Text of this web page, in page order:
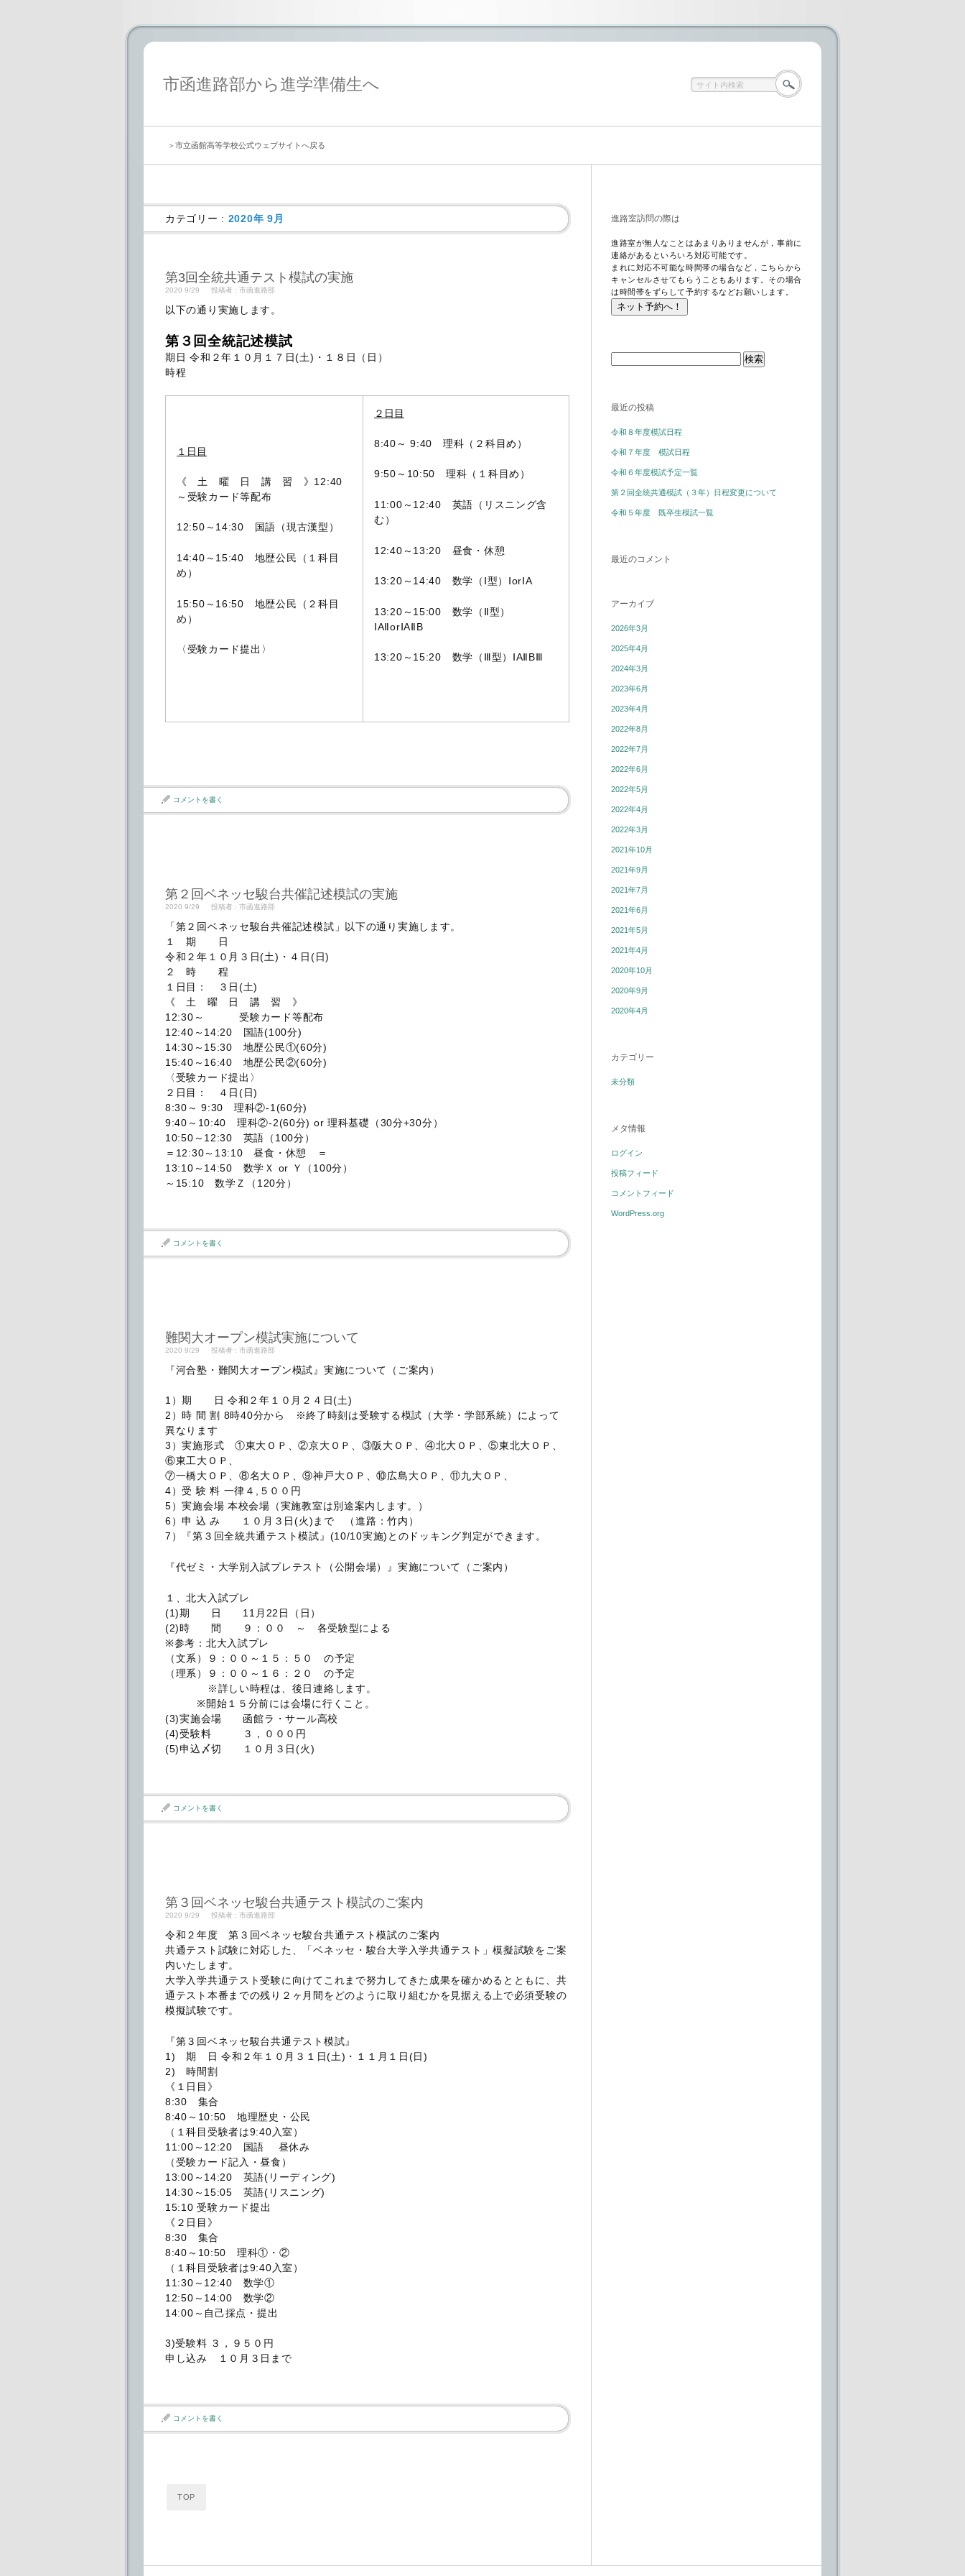
市函進路部から進学準備生へ
＞市立函館高等学校公式ウェブサイトへ戻る
カテゴリー : 2020年 9月
第3回全統共通テスト模試の実施
2020 9/29 投稿者 : 市函進路部
以下の通り実施します。
第３回全統記述模試
期日 令和２年１０月１７日(土)・１８日（日）
時程
１日目
《 土 曜 日 講 習 》12:40
～受験カード等配布
12:50～14:30 国語（現古漢型）
14:40～15:40 地歴公民（１科目
め）
15:50～16:50 地歴公民（２科目
め）
〈受験カード提出〉
２日目
8:40～ 9:40 理科（２科目め）
9:50～10:50 理科（１科目め）
11:00～12:40 英語（リスニング含
む）
12:40～13:20 昼食・休憩
13:20～14:40 数学（Ⅰ型）ⅠorⅠA
13:20～15:00 数学（Ⅱ型）
ⅠAⅡorⅠAⅡB
13:20～15:20 数学（Ⅲ型）ⅠAⅡBⅢ
コメントを書く
第２回ベネッセ駿台共催記述模試の実施
2020 9/29 投稿者 : 市函進路部
「第２回ベネッセ駿台共催記述模試」以下の通り実施します。
１ 期 日
令和２年１０月３日(土)・４日(日)
２ 時 程
１日目： ３日(土)
《 土 曜 日 講 習 》
12:30～ 受験カード等配布
12:40～14:20 国語(100分)
14:30～15:30 地歴公民①(60分)
15:40～16:40 地歴公民②(60分)
〈受験カード提出〉
２日目： ４日(日)
8:30～ 9:30 理科②-1(60分)
9:40～10:40 理科②-2(60分) or 理科基礎（30分+30分）
10:50～12:30 英語（100分）
＝12:30～13:10 昼食・休憩 ＝
13:10～14:50 数学Ｘ or Ｙ（100分）
～15:10 数学Ｚ（120分）
コメントを書く
難関大オープン模試実施について
2020 9/29 投稿者 : 市函進路部
『河合塾・難関大オープン模試』実施について（ご案内）
1）期 日 令和２年１０月２４日(土)
2）時 間 割 8時40分から ※終了時刻は受験する模試（大学・学部系統）によって
異なります
3）実施形式 ①東大ＯＰ、②京大ＯＰ、③阪大ＯＰ、④北大ＯＰ、⑤東北大ＯＰ、
⑥東工大ＯＰ、
⑦一橋大ＯＰ、⑧名大ＯＰ、⑨神戸大ＯＰ、⑩広島大ＯＰ、⑪九大ＯＰ、
4）受 験 料 一律４,５００円
5）実施会場 本校会場（実施教室は別途案内します。）
6）申 込 み １０月３日(火)まで （進路：竹内）
7）『第３回全統共通テスト模試』(10/10実施)とのドッキング判定ができます。
『代ゼミ・大学別入試プレテスト（公開会場）』実施について（ご案内）
１、北大入試プレ
(1)期 日 11月22日（日）
(2)時 間 ９：００ ～ 各受験型による
※参考：北大入試プレ
（文系）９：００～１５：５０ の予定
（理系）９：００～１６：２０ の予定
※詳しい時程は、後日連絡します。
※開始１５分前には会場に行くこと。
(3)実施会場 函館ラ・サール高校
(4)受験料 ３，０００円
(5)申込〆切 １０月３日(火)
コメントを書く
第３回ベネッセ駿台共通テスト模試のご案内
2020 9/29 投稿者 : 市函進路部
令和２年度 第３回ベネッセ駿台共通テスト模試のご案内
共通テスト試験に対応した、「ベネッセ・駿台大学入学共通テスト」模擬試験をご案
内いたします。
大学入学共通テスト受験に向けてこれまで努力してきた成果を確かめるとともに、共
通テスト本番までの残り２ヶ月間をどのように取り組むかを見据える上で必須受験の
模擬試験です。
『第３回ベネッセ駿台共通テスト模試』
1) 期 日 令和２年１０月３１日(土)・１１月１日(日)
2) 時間割
《１日目》
8:30 集合
8:40～10:50 地理歴史・公民
（１科目受験者は9:40入室）
11:00～12:20 国語 昼休み
（受験カード記入・昼食）
13:00～14:20 英語(リーディング)
14:30～15:05 英語(リスニング)
15:10 受験カード提出
《２日目》
8:30 集合
8:40～10:50 理科①・②
（１科目受験者は9:40入室）
11:30～12:40 数学①
12:50～14:00 数学②
14:00～自己採点・提出
3)受験料 ３，９５０円
申し込み １０月３日まで
コメントを書く
TOP
進路室訪問の際は
進路室が無人なことはあまりありませんが，事前に
連絡があるといろいろ対応可能です。
まれに対応不可能な時間帯の場合など，こちらから
キャンセルさせてもらうこともあります。その場合
は時間帯をずらして予約するなどお願いします。
ネット予約へ！
検
索:
最近の投稿
令和８年度模試日程
令和７年度 模試日程
令和６年度模試予定一覧
第２回全統共通模試（３年）日程変更について
令和５年度 既卒生模試一覧
最近のコメント
アーカイブ
2026年3月
2025年4月
2024年3月
2023年6月
2023年4月
2022年8月
2022年7月
2022年6月
2022年5月
2022年4月
2022年3月
2021年10月
2021年9月
2021年7月
2021年6月
2021年5月
2021年4月
2020年10月
2020年9月
2020年4月
カテゴリー
未分類
メタ情報
ログイン
投稿フィード
コメントフィード
WordPress.org